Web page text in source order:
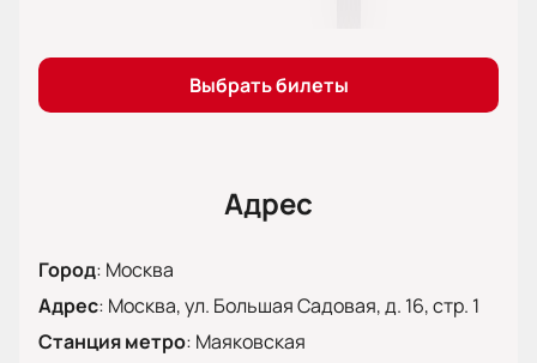
Выбрать билеты
Адрес
Город: Москва
Адрес: Москва, ул. Большая Садовая, д. 16, стр. 1
Станция метро: Маяковская